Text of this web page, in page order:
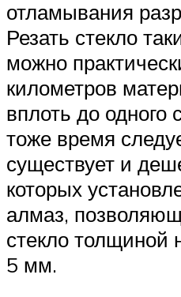
отламывания
Резать стекло
можно
километров
вплоть до одного
тоже время
существует и
которых
алмаз,
стекло
5 мм.